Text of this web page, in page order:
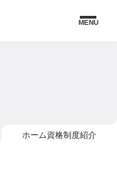
MENU
ホーム資格制度紹介